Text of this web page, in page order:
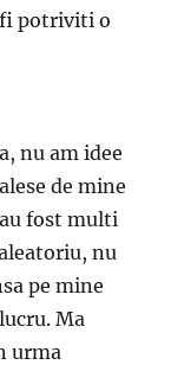
fi potriviti o
nu am idee
de mine
fost multi
nu
pe mine
Ma
urma